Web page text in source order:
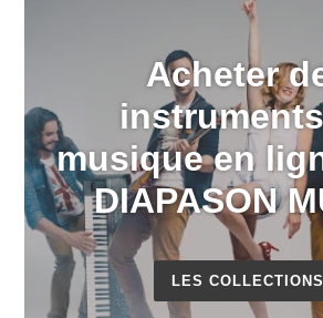
Acheter
musique en
DIAPASON
LES COLLECTIONS